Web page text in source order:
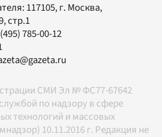
117105, г. Москва,
стр.1
785-00-12
СМИ Эл № ФС77-67642
по надзору в сфере
технологий и массовых
10.11.2016 г. Редакция не